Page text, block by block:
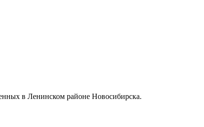
в Ленинском районе Новосибирска.